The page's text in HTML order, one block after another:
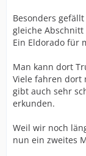
Besonders
gleiche
Ein Eldorado für
Man kann dort
Viele fahren dort
gibt auch sehr
erkunden.
Weil wir noch
nun ein zweites